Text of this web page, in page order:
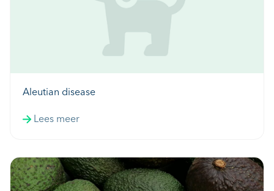
Aleutian disease
Lees meer